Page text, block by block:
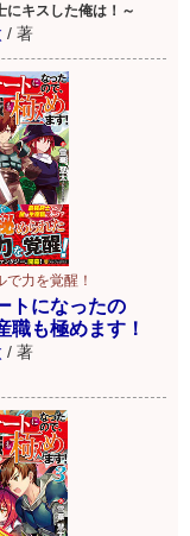
にキスした俺は！～
/ 著
で力を覚醒！
トになったの
職も極めます！
/ 著